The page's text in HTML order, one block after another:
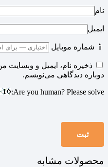
نام
ایمیل
📱 شماره موبایل
ذخیره نام، ایمیل و وبسایت
دوباره دیدگاهی می‌نویسم.
Are you human? Please solve:
محصولات مشابه